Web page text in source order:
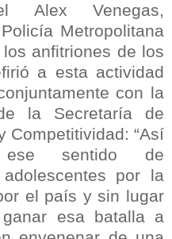
Alex Venegas,
Metropolitana
anfitriones de los
a esta actividad
con la
la Secretaría de
Competitividad: “Así
ese sentido de
por la
el país y sin lugar
esa batalla a